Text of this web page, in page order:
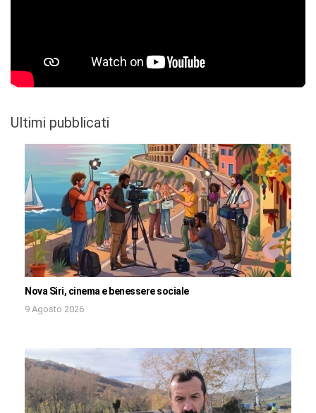
Ultimi pubblicati
Nova Siri, cinema e benessere sociale
9 Agosto 2026